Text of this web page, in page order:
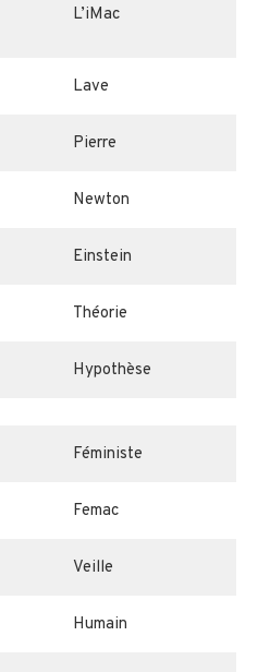
L’iMac
Lave
Pierre
Newton
Einstein
Théorie
Hypothèse
Féministe
Femac
Veille
Humain